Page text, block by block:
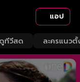
แอป
ดูทีวีสด ละครแนวตั้